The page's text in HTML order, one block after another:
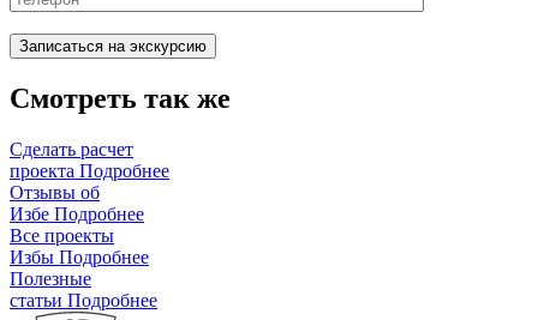
Смотреть так же
Сделать расчет
проекта Подробнее
Отзывы об
Избе Подробнее
Все проекты
Избы Подробнее
Полезные
статьи Подробнее